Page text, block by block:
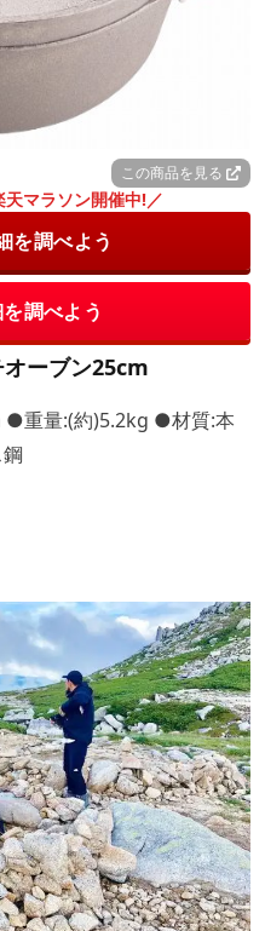
この商品を見る
マラソン開催中!／
を調べよう
調べよう
ーブン25cm
重量:(約)5.2kg ●材質:本